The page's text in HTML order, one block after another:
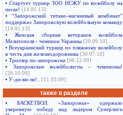
•Стартует турнир ЗОО НСЖУ по волейболу на
песке! [14.01.13]
• “Запорожский титано-магниевый комбинат”
поддержал Запорожскую волейбольную команду
[14.01.13]
• Женская сборная ветеранов волейбола
Мелитополя - чемпион Украины [20.09.10]
•Всеукраинский турнир по пляжному волейболу
в честь дня железнодорожника [30.07.10]
• Триллер по-запорожски [06.12.09]
• Запорожские волейболисты – чемпионы!
[26.10.09]
• У-ди-ви-ли!.. [11.03.09]
также в разделе
• БАСКЕТБОЛ: «Запорожье» одержало
уверенную победу над лидером Суперлиги